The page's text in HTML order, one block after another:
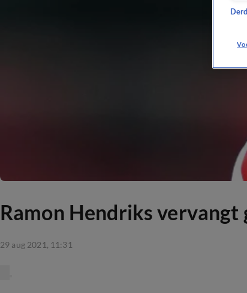
Ramon Hendriks vervangt
29 aug 2021, 11:31